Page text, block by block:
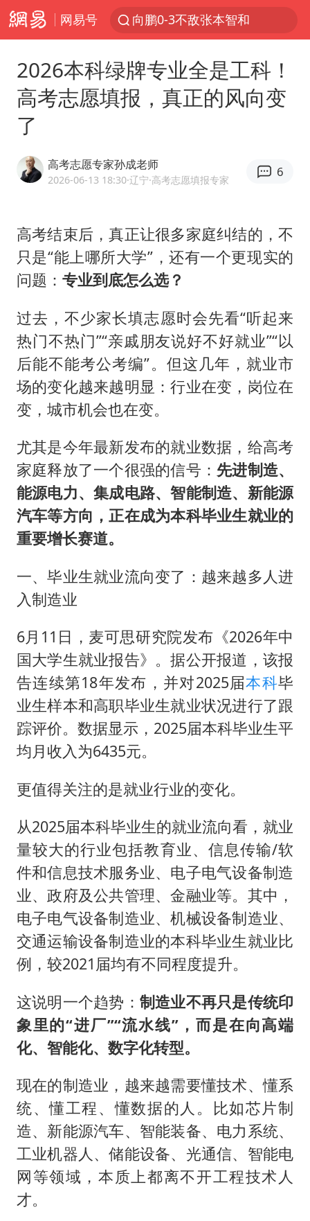
网易号
向鹏0-3不敌张本智和
四川宜宾高县4.9级地震致1死
广东雷州通报特教老师招聘违规事件
我国外贸延续良好增长态势
国防部：中国军队坚决反制任何闹海挑衅图谋
宇树科技中一签需缴款7.54万元
女儿为争财产堵门阻挠父亲出殡
今日立秋你咬秋了吗
“今天得有40℃了吧 为啥还不预警”
夯实基础开新局
2026本科绿牌专业全是工科！
高考志愿填报，真正的风向变
了
高考志愿专家孙成老师
2026-06-13 18:30·辽宁·高考志愿填报专家
6
高考结束后，真正让很多家庭纠结的，不
只是“能上哪所大学”，还有一个更现实的
问题： 专业到底怎么选？
过去，不少家长填志愿时会先看“听起来
热门不热门”“亲戚朋友说好不好就业”“以
后能不能考公考编”。但这几年，就业市
场的变化越来越明显：行业在变，岗位在
变，城市机会也在变。
尤其是今年最新发布的就业数据，给高考
家庭释放了一个很强的信号： 先进制造、
能源电力、集成电路、智能制造、新能源
汽车等方向，正在成为本科毕业生就业的
重要增长赛道。
一、毕业生就业流向变了：越来越多人进
入制造业
6月11日，麦可思研究院发布《2026年中
国大学生就业报告》。据公开报道，该报
告连续第18年发布，并对2025届本科毕
业生样本和高职毕业生就业状况进行了跟
踪评价。数据显示，2025届本科毕业生平
均月收入为6435元。
更值得关注的是就业行业的变化。
从2025届本科毕业生的就业流向看，就业
量较大的行业包括教育业、信息传输/软
件和信息技术服务业、电子电气设备制造
业、政府及公共管理、金融业等。其中，
电子电气设备制造业、机械设备制造业、
交通运输设备制造业的本科毕业生就业比
例，较2021届均有不同程度提升。
这说明一个趋势： 制造业不再只是传统印
象里的“进厂”“流水线”，而是在向高端
化、智能化、数字化转型。
现在的制造业，越来越需要懂技术、懂系
统、懂工程、懂数据的人。比如芯片制
造、新能源汽车、智能装备、电力系统、
工业机器人、储能设备、光通信、智能电
网等领域，本质上都离不开工程技术人
才。